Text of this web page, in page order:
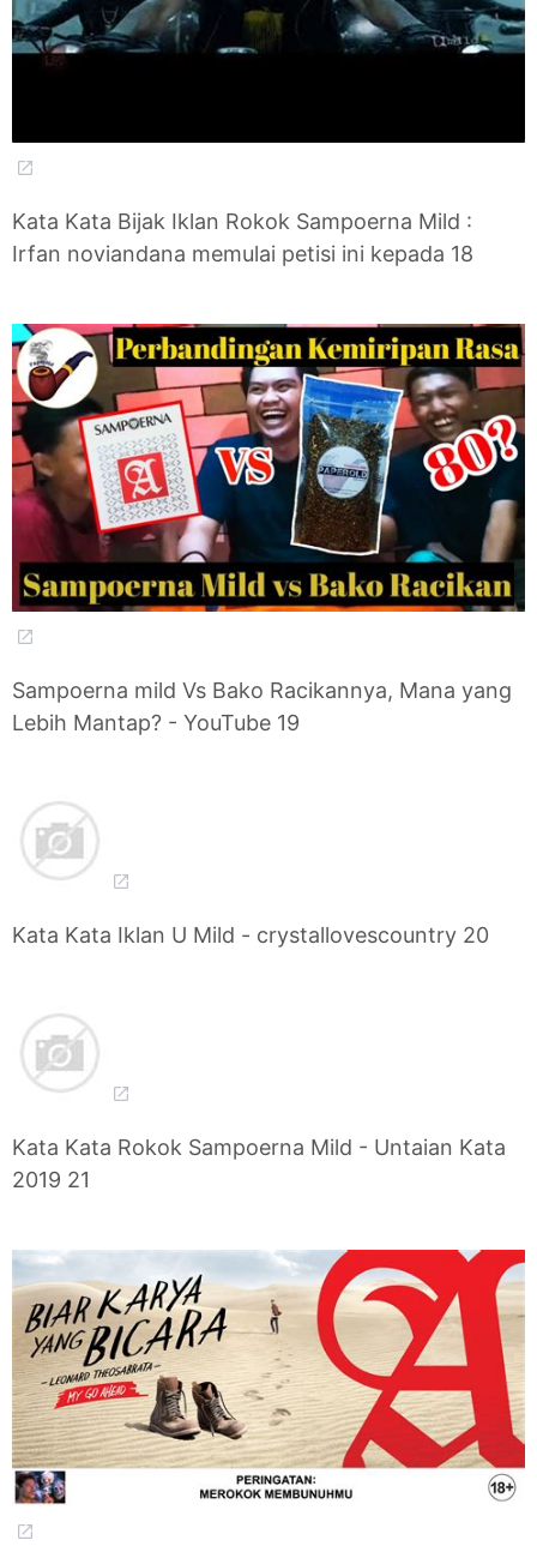
Kata Kata Bijak Iklan Rokok Sampoerna Mild :
Irfan noviandana memulai petisi ini kepada 18
Sampoerna mild Vs Bako Racikannya, Mana yang
Lebih Mantap? - YouTube 19
Kata Kata Iklan U Mild - crystallovescountry 20
Kata Kata Rokok Sampoerna Mild - Untaian Kata
2019 21